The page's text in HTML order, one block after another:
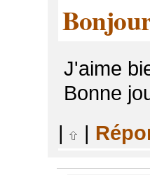
J'aime
Bonne
|
|